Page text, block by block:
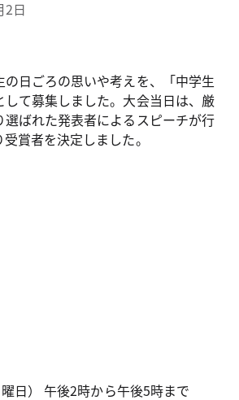
2日
日ごろの思いや考えを、「中学生
て募集しました。大会当日は、厳
ばれた発表者によるスピーチが行
賞者を決定しました。
日） 午後2時から午後5時まで